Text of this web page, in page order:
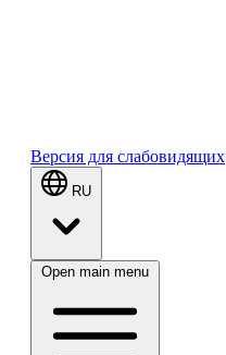
Версия для слабовидящих
RU
Open main menu